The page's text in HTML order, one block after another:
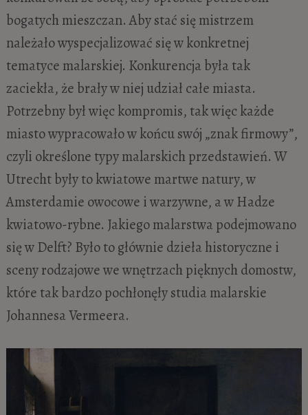
bogatych mieszczan. Aby stać się mistrzem
należało wyspecjalizować się w konkretnej
tematyce malarskiej. Konkurencja była tak
zaciekła, że brały w niej udział całe miasta.
Potrzebny był więc kompromis, tak więc każde
miasto wypracowało w końcu swój „znak firmowy”,
czyli określone typy malarskich przedstawień. W
Utrecht były to kwiatowe martwe natury, w
Amsterdamie owocowe i warzywne, a w Hadze
kwiatowo-rybne. Jakiego malarstwa podejmowano
się w Delft? Było to głównie dzieła historyczne i
sceny rodzajowe we wnętrzach pięknych domostw,
które tak bardzo pochłonęły studia malarskie
Johannesa Vermeera.